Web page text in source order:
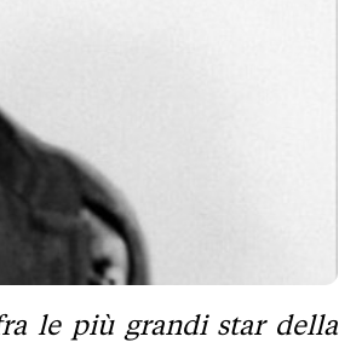
le più grandi star della